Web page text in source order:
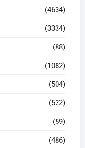
(4634)
(3334)
(88)
(1082)
(504)
(522)
(59)
(486)